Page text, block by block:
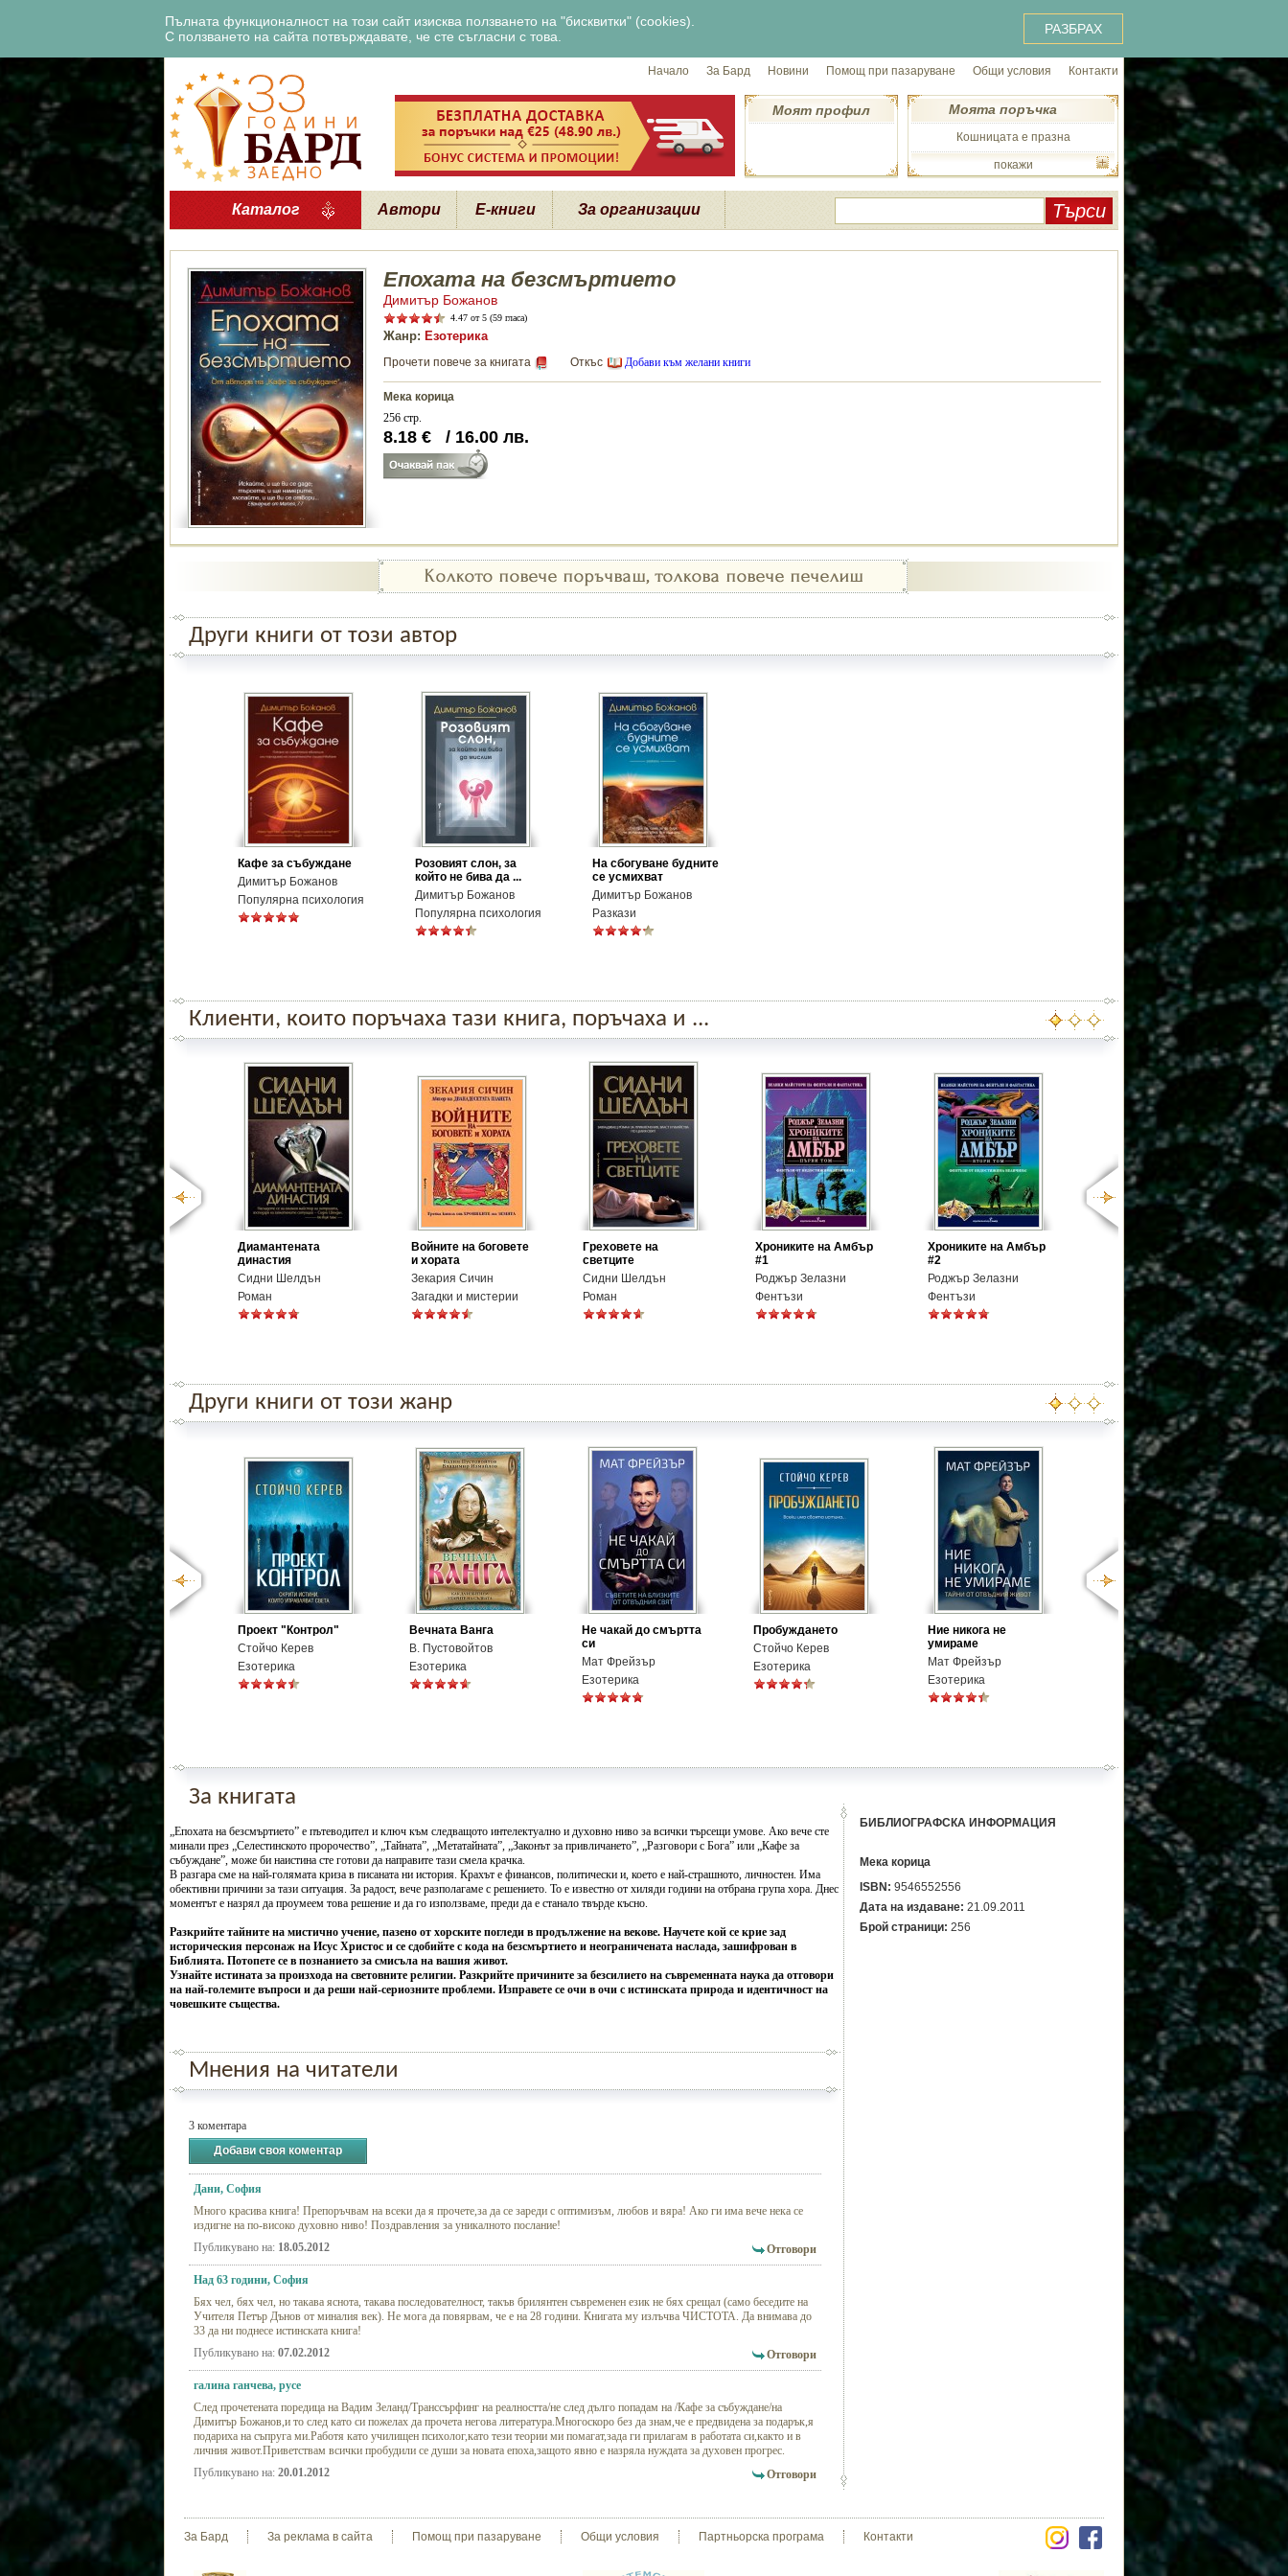
Пълната функционалност на този сайт изисква ползването на "бисквитки" (cookies).
С ползването на сайта потвърждавате, че сте съгласни с това.
РАЗБРАХ
Начало За Бард Новини Помощ при пазаруване Общи условия Контакти
Моят профил
Кошницата е празна
Моята поръчка
покажи
Каталог Автори Е-книги За организации
Епохата на безсмъртието
Димитър Божанов
4.47 от 5 (59 гласа)
Жанр: Езотерика
Прочети повече за книгата Откъс Добави към желани книги
Мека корица
256 стр.
8.18 € / 16.00 лв.
Други книги от този автор
Кафе за събуждане
Димитър Божанов
Популярна психология
Розовият слон, за
който не бива да ...
Димитър Божанов
Популярна психология
На сбогуване будните
се усмихват
Димитър Божанов
Разкази
Клиенти, които поръчаха тази книга, поръчаха и ...
Диамантената
династия
Сидни Шелдън
Роман
Войните на боговете
и хората
Зекария Сичин
Загадки и мистерии
Греховете на
светците
Сидни Шелдън
Роман
Хрониките на Амбър
#1
Роджър Зелазни
Фентъзи
Хрониките на Амбър
#2
Роджър Зелазни
Фентъзи
Други книги от този жанр
Проект "Контрол"
Стойчо Керев
Езотерика
Вечната Ванга
В. Пустовойтов
Езотерика
Не чакай до смъртта
си
Мат Фрейзър
Езотерика
Пробуждането
Стойчо Керев
Езотерика
Ние никога не
умираме
Мат Фрейзър
Езотерика
За книгата
„Епохата на безсмъртието” е пътеводител и ключ към следващото интелектуално и духовно ниво за всички търсещи умове. Ако вече сте
минали през „Селестинското пророчество”, „Тайната”, „Метатайната”, „Законът за привличането”, „Разговори с Бога” или „Кафе за
събуждане”, може би наистина сте готови да направите тази смела крачка.
В разгара сме на най-голямата криза в писаната ни история. Крахът е финансов, политически и, което е най-страшното, личностен. Има
обективни причини за тази ситуация. За радост, вече разполагаме с решението. То е известно от хиляди години на отбрана група хора. Днес
моментът е назрял да проумеем това решение и да го използваме, преди да е станало твърде късно.
Разкрийте тайните на мистично учение, пазено от хорските погледи в продължение на векове. Научете кой се крие зад
историческия персонаж на Исус Христос и се сдобийте с кода на безсмъртието и неограничената наслада, зашифрован в
Библията. Потопете се в познанието за смисъла на вашия живот.
Узнайте истината за произхода на световните религии. Разкрийте причините за безсилието на съвременната наука да отговори
на най-големите въпроси и да реши най-сериозните проблеми. Изправете се очи в очи с истинската природа и идентичност на
човешките същества.
Мнения на читатели
3 коментара
Добави своя коментар
Дани, София
Много красива книга! Препоръчвам на всеки да я прочете,за да се зареди с оптимизъм, любов и вяра! Ако ги има вече нека се
издигне на по-високо духовно ниво! Поздравления за уникалното послание!
Публикувано на: 18.05.2012 Отговори
Над 63 години, София
Бях чел, бях чел, но такава яснота, такава последователност, такъв брилянтен съвременен език не бях срещал (само беседите на
Учителя Петър Дънов от миналия век). Не мога да повярвам, че е на 28 години. Книгата му излъчва ЧИСТОТА. Да внимава до
33 да ни поднесе истинската книга!
Публикувано на: 07.02.2012 Отговори
галина ганчева, русе
След прочетената поредица на Вадим Зеланд/Транссърфинг на реалността/не след дълго попадам на /Кафе за събуждане/на
Димитър Божанов,и то след като си пожелах да прочета негова литература.Многоскоро без да знам,че е предвидена за подарък,я
подариха на съпруга ми.Работя като училищен психолог,като тези теории ми помагат,зада ги прилагам в работата си,както и в
личния живот.Приветствам всички пробудили се души за новата епоха,защото явно е назряла нуждата за духовен прогрес.
Публикувано на: 20.01.2012 Отговори
БИБЛИОГРАФСКА ИНФОРМАЦИЯ
Мека корица
ISBN: 9546552556
Дата на издаване: 21.09.2011
Брой страници: 256
За Бард За реклама в сайта Помощ при пазаруване Общи условия Партньорска програма Контакти